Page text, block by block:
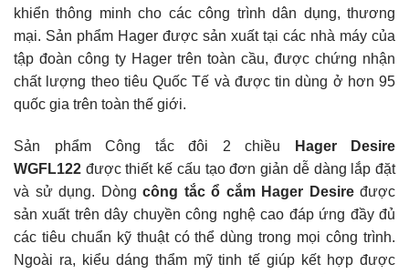
khiển thông minh cho các công trình dân dụng, thương
mại. Sản phẩm Hager được sản xuất tại các nhà máy của
tập đoàn công ty Hager trên toàn cầu, được chứng nhận
chất lượng theo tiêu Quốc Tế và được tin dùng ở hơn 95
quốc gia trên toàn thế giới.
Sản phẩm Công tắc đôi 2 chiều
Hager Desire
WGFL122 được thiết kế cấu tạo đơn giản dễ dàng lắp đặt
và sử dụng. Dòng công tắc ổ cắm Hager Desiređược
sản xuất trên dây chuyền công nghệ cao đáp ứng đầy đủ
các tiêu chuẩn kỹ thuật có thể dùng trong mọi công trình.
Ngoài ra, kiểu dáng thẩm mỹ tinh tế giúp kết hợp được